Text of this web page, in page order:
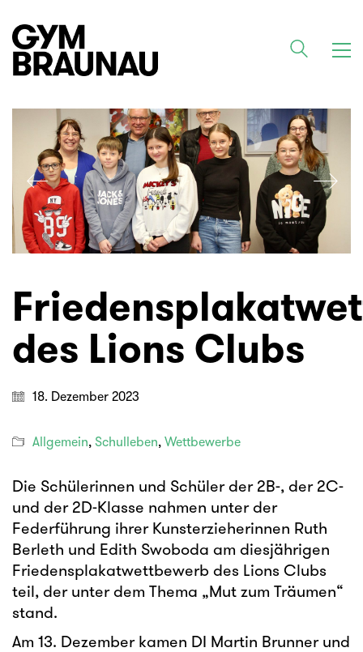
des Lions Clubs
18. Dezember 2023
Allgemein, Schulleben, Wettbewerbe
Die Schülerinnen und Schüler der 2B-, der 2C-
und der 2D-Klasse nahmen unter der
Federführung ihrer Kunsterzieherinnen Ruth
Berleth und Edith Swoboda am diesjährigen
Friedensplakatwettbewerb des Lions Clubs
teil, der unter dem Thema „Mut zum Träumen“
stand.
Am 13. Dezember kamen DI Martin Brunner und